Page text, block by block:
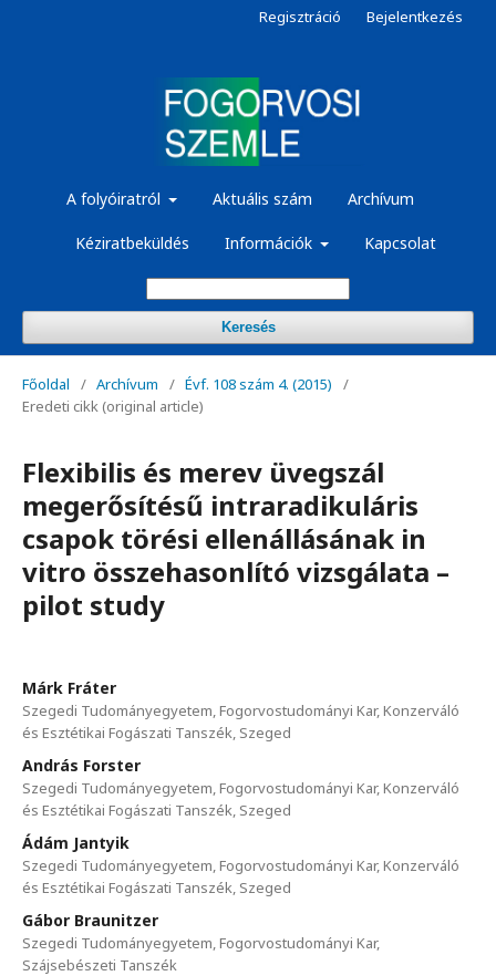
A folyóiratról Aktuális szám Archívum
Kéziratbeküldés Információk Kapcsolat
Keresés
Regisztráció Bejelentkezés
Főoldal / Archívum / Évf. 108 szám 4. (2015)
/
Eredeti cikk (original article)
Flexibilis és merev üvegszál
megerősítésű intraradikuláris
csapok törési ellenállásának in
vitro összehasonlító vizsgálata –
pilot study
Márk Fráter
Szegedi Tudományegyetem, Fogorvostudományi Kar, Konzerváló
és Esztétikai Fogászati Tanszék, Szeged
András Forster
Szegedi Tudományegyetem, Fogorvostudományi Kar, Konzerváló
és Esztétikai Fogászati Tanszék, Szeged
Ádám Jantyik
Szegedi Tudományegyetem, Fogorvostudományi Kar, Konzerváló
és Esztétikai Fogászati Tanszék, Szeged
Gábor Braunitzer
Szegedi Tudományegyetem, Fogorvostudományi Kar,
Szájsebészeti Tanszék